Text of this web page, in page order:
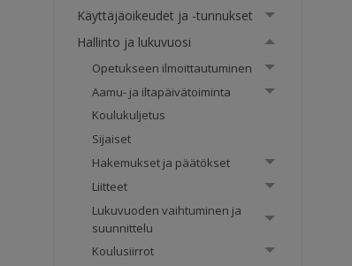
Käyttäjäoikeudet ja -tunnukset
Hallinto ja lukuvuosi
Opetukseen ilmoittautuminen
Aamu- ja iltapäivätoiminta
Koulukuljetus
Sijaiset
Hakemukset ja päätökset
Liitteet
Lukuvuoden vaihtuminen ja
suunnittelu
Koulusiirrot